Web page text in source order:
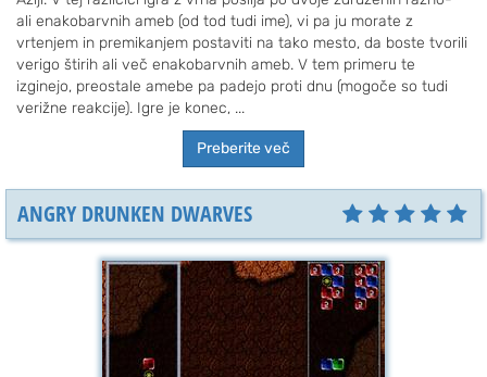
ali enakobarvnih ameb (od tod tudi ime), vi pa ju morate z
vrtenjem in premikanjem postaviti na tako mesto, da boste tvorili
verigo štirih ali več enakobarvnih ameb. V tem primeru te
izginejo, preostale amebe pa padejo proti dnu (mogoče so tudi
verižne reakcije). Igre je konec, ...
Preberite več
ANGRY DRUNKEN DWARVES